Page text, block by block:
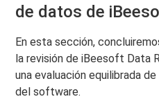
de datos de
En esta sección,
la revisión de iBeesoft Data
una evaluación equilibrada
del software.